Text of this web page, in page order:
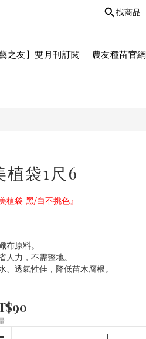
找商品
藝之友】雙月刊訂閱 農友種苗官網
植袋1尺6
美植袋-黑/白不挑色』
布原料。
人力，不需整地。
、透氣性佳，降低苗木腐根。